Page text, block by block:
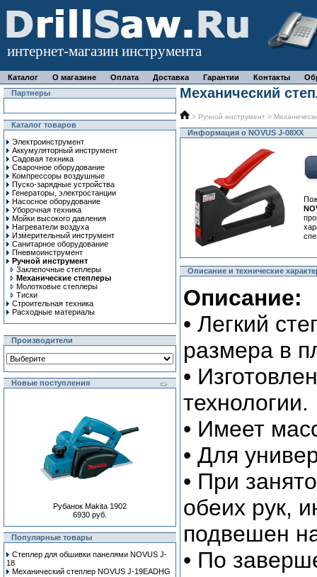
интернет-магазин инструмента
Каталог О магазине Оплата Доставка Гарантии Контакты
Партнеры
Каталог товаров
Электроинструмент
Аккумуляторный инструмент
Садовая техника
Сварочное оборудование
Компрессоры воздушные
Пуско-зарядные устройства
Генераторы, электростанции
Насосное оборудование
Уборочная техника
Мойки высокого давления
Нагреватели воздуха
Измерительный инструмент
Санитарное оборудование
Пневмоинструмент
Ручной инcтрумент
Заклепочные степлеры
Механические степлеры
Молотковые степлеры
Тиски
Строительная техника
Расходные материалы
Производители
Новые поступления
Рубанок Makita 1902
6930 руб.
Популярные товары
Степлер для обшивки панелями NOVUS J-
18
Механический степлер NOVUS J-19EADHG
Механический
> Ручной инcтрумент >
Информация о NOVUS J-08XX
Описание и технические
Описание:
• Легкий
размера в
•
технологии.
• Имеет
• Для
• При
обеих рук,
подвешен
• По